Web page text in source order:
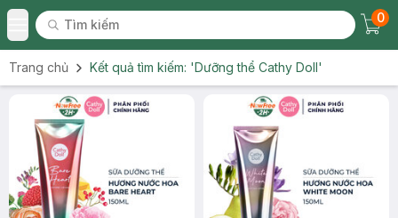
Toggle Menu
Tìm kiếm
Tìm kiếm
0
Trang chủ Kết quả tìm kiếm: 'Dưỡng thể Cathy Doll'